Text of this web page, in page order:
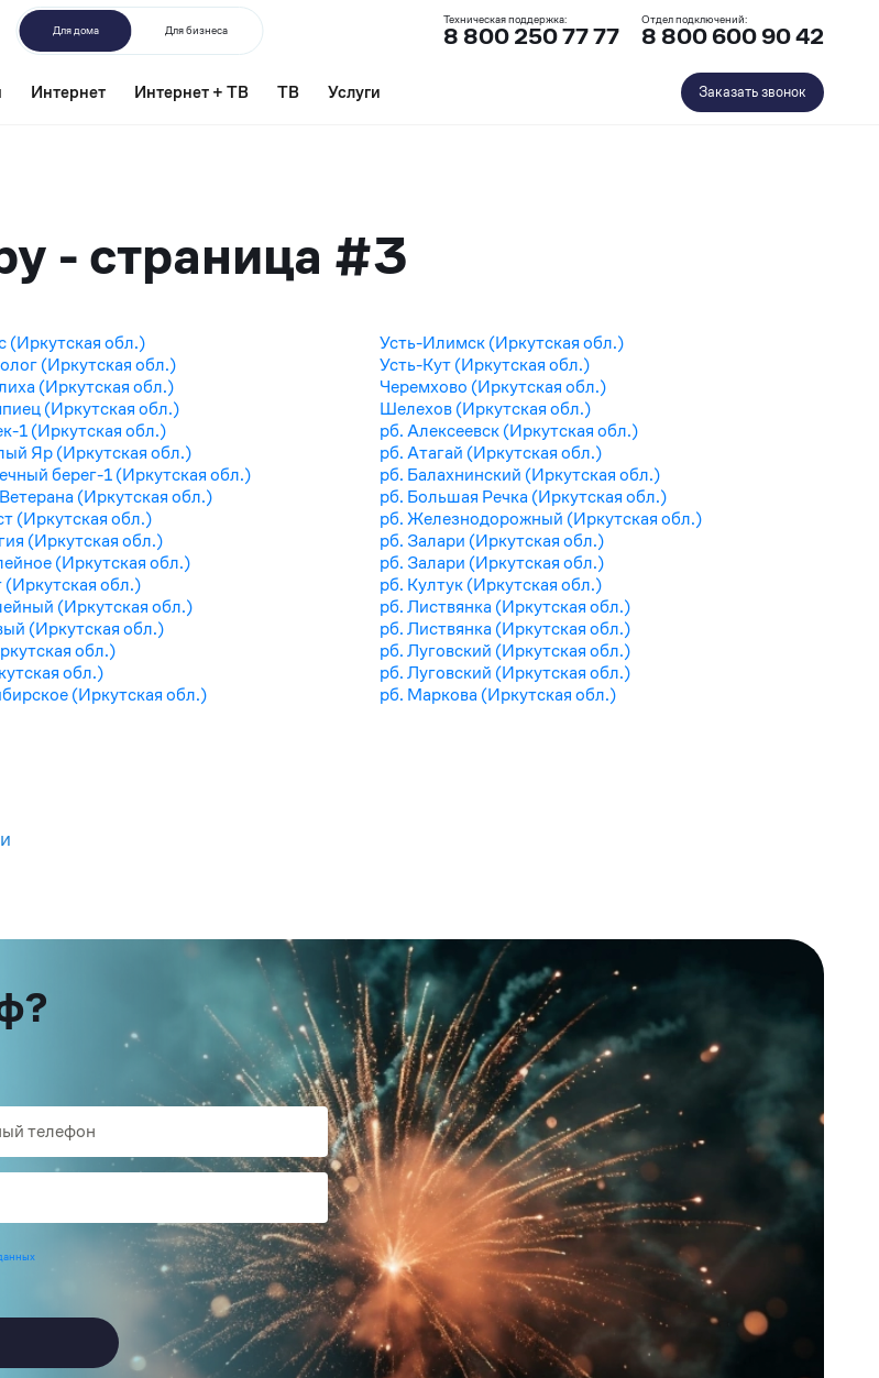
Для дома Для бизнеса
Техническая поддержка:
8 800 250 77 77
Отдел подключений:
8 800 600 90 42
Интернет Интернет + ТВ ТВ Услуги Заказать звонок
- страница #3
(Иркутская обл.)
(Иркутская обл.)
(Иркутская обл.)
(Иркутская обл.)
1 (Иркутская обл.)
Яр (Иркутская обл.)
берег-1 (Иркутская обл.)
(Иркутская обл.)
(Иркутская обл.)
(Иркутская обл.)
(Иркутская обл.)
обл.)
(Иркутская обл.)
(Иркутская обл.)
обл.)
обл.)
(Иркутская обл.)
Усть-Илимск (Иркутская обл.)
Усть-Кут (Иркутская обл.)
Черемхово (Иркутская обл.)
Шелехов (Иркутская обл.)
рб. Алексеевск (Иркутская обл.)
рб. Атагай (Иркутская обл.)
рб. Балахнинский (Иркутская обл.)
рб. Большая Речка (Иркутская обл.)
рб. Железнодорожный (Иркутская обл.)
рб. Залари (Иркутская обл.)
рб. Залари (Иркутская обл.)
рб. Култук (Иркутская обл.)
рб. Листвянка (Иркутская обл.)
рб. Листвянка (Иркутская обл.)
рб. Луговский (Иркутская обл.)
рб. Луговский (Иркутская обл.)
рб. Маркова (Иркутская обл.)